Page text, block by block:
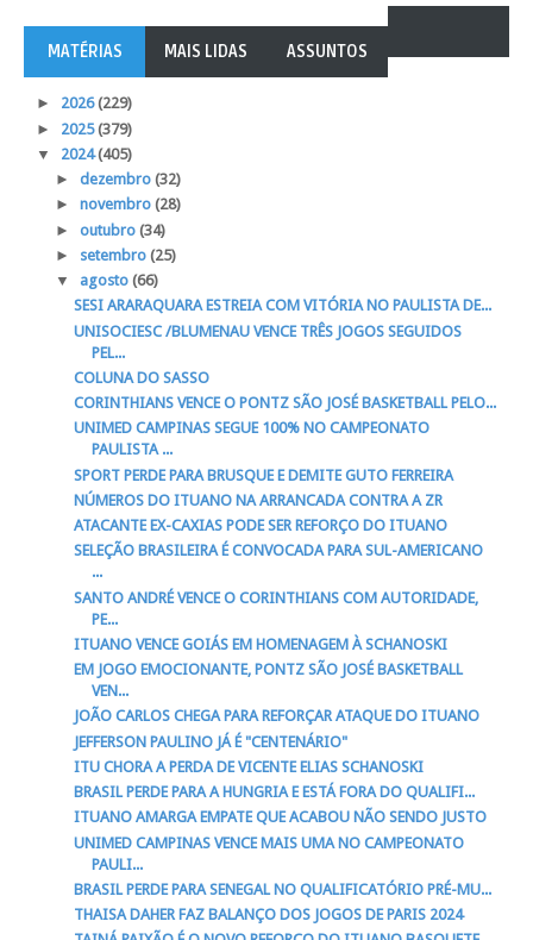
MATÉRIAS MAIS LIDAS ASSUNTOS
► 2026(229)
► 2025(379)
▼ 2024(405)
► dezembro (32)
► novembro (28)
► outubro (34)
► setembro (25)
▼ agosto (66)
SESI ARARAQUARA ESTREIA COM VITÓRIA NO PAULISTA DE...
UNISOCIESC /BLUMENAU VENCE TRÊS JOGOS SEGUIDOS
PEL...
COLUNA DO SASSO
CORINTHIANS VENCE O PONTZ SÃO JOSÉ BASKETBALL PELO...
UNIMED CAMPINAS SEGUE 100% NO CAMPEONATO
PAULISTA ...
SPORT PERDE PARA BRUSQUE E DEMITE GUTO FERREIRA
NÚMEROS DO ITUANO NA ARRANCADA CONTRA A ZR
ATACANTE EX-CAXIAS PODE SER REFORÇO DO ITUANO
SELEÇÃO BRASILEIRA É CONVOCADA PARA SUL-AMERICANO
...
SANTO ANDRÉ VENCE O CORINTHIANS COM AUTORIDADE,
PE...
ITUANO VENCE GOIÁS EM HOMENAGEM À SCHANOSKI
EM JOGO EMOCIONANTE, PONTZ SÃO JOSÉ BASKETBALL
VEN...
JOÃO CARLOS CHEGA PARA REFORÇAR ATAQUE DO ITUANO
JEFFERSON PAULINO JÁ É "CENTENÁRIO"
ITU CHORA A PERDA DE VICENTE ELIAS SCHANOSKI
BRASIL PERDE PARA A HUNGRIA E ESTÁ FORA DO QUALIFI...
ITUANO AMARGA EMPATE QUE ACABOU NÃO SENDO JUSTO
UNIMED CAMPINAS VENCE MAIS UMA NO CAMPEONATO
PAULI...
BRASIL PERDE PARA SENEGAL NO QUALIFICATÓRIO PRÉ-MU...
THAISA DAHER FAZ BALANÇO DOS JOGOS DE PARIS 2024